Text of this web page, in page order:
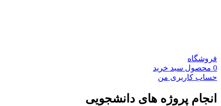
فروشگاه
0 محصول سبد خرید
حساب کاربری من
انجام پروژه های دانشجویی